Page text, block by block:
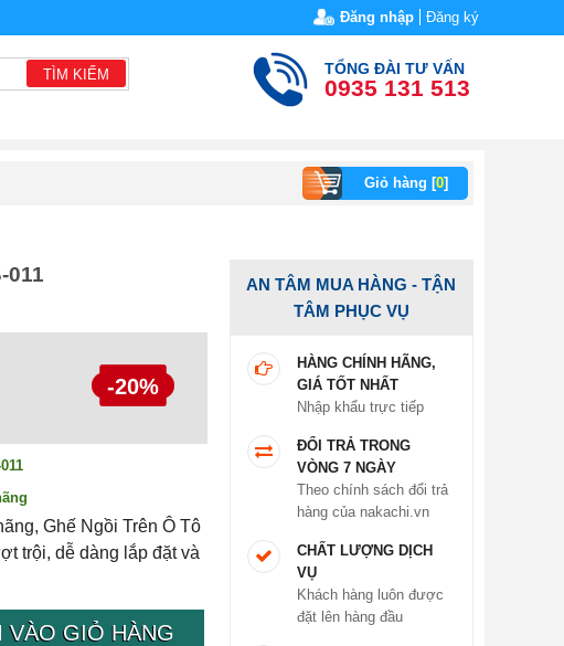
Đăng nhập Đăng ký
TÌM KIẾM TỔNG ĐÀI TƯ VẤN
0935 131 513
Giỏ hàng [0]
011
-20%
Ghế Ngồi Trên Ô Tô
trội, dễ dàng lắp đặt và
VÀO GIỎ HÀNG
AN TÂM MUA HÀNG - TẬN
TÂM PHỤC VỤ
HÀNG CHÍNH HÃNG,
GIÁ TỐT NHẤT
Nhập khẩu trực tiếp
ĐỔI TRẢ TRONG
VÒNG 7 NGÀY
Theo chính sách đổi trả
hàng của nakachi.vn
CHẤT LƯỢNG DỊCH
VỤ
Khách hàng luôn được
đặt lên hàng đầu